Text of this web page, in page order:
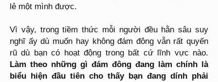
lẻ một mình được.
Vì vậy, trong tiềm thức mỗi người đều hằn sâu suy
nghĩ ấy dù muốn hay không đám đông vẫn rất quyến
rũ dù bạn có hoạt động trong bất cứ lĩnh vực nào.
Làm theo những gì đám đông đang làm chính là
biểu hiện đầu tiên cho thấy bạn đang dính phải